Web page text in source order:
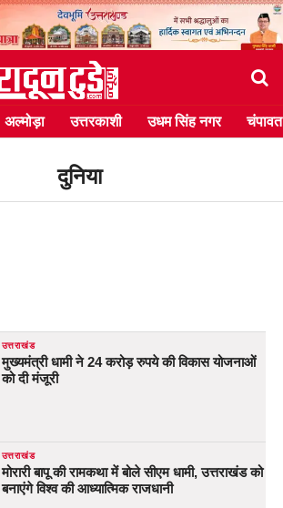
अल्मोड़ा उत्तरकाशी उधम सिंह नगर चंपावत
दुनिया
उत्तराखंड
मुख्यमंत्री धामी ने 24 करोड़ रुपये की विकास योजनाओं
को दी मंजूरी
उत्तराखंड
मोरारी बापू की रामकथा में बोले सीएम धामी, उत्तराखंड को
बनाएंगे विश्व की आध्यात्मिक राजधानी